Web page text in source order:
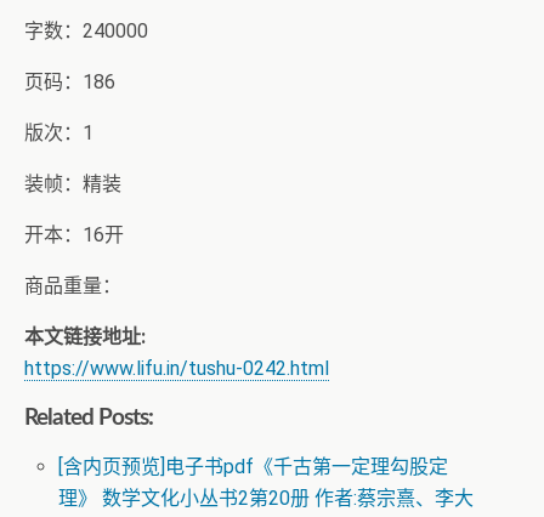
字数：240000
页码：186
版次：1
装帧：精装
开本：16开
商品重量：
本文链接地址:
https://www.lifu.in/tushu-0242.html
Related Posts:
[含内页预览]电子书pdf《千古第一定理勾股定
理》 数学文化小丛书2第20册 作者:蔡宗熹、李大